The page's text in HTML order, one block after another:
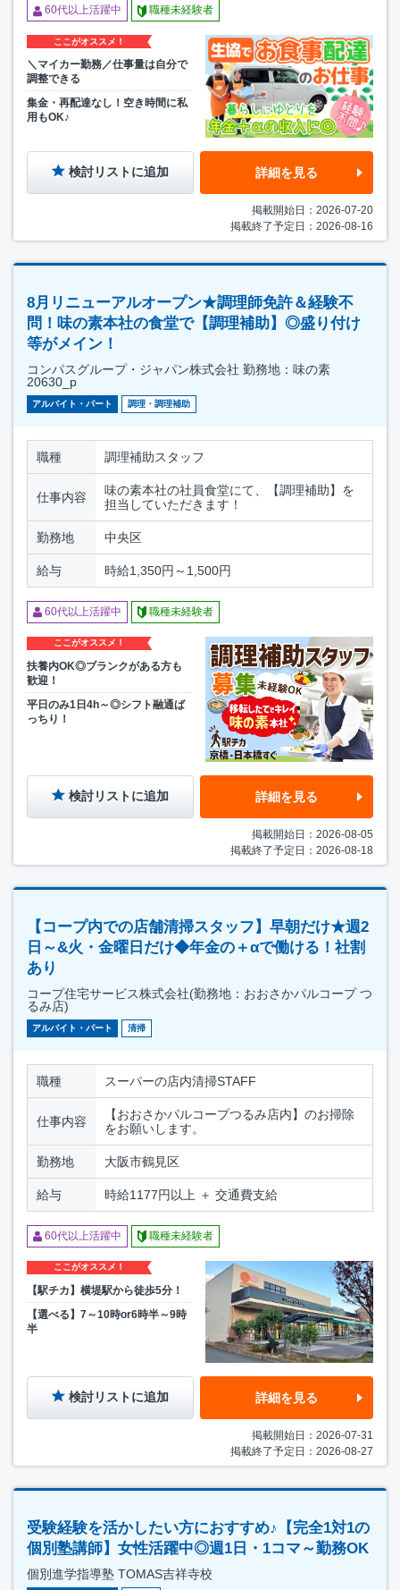
60代以上活躍中 職種未経験者
ここがオススメ！
＼マイカー勤務／仕事量は自分で
調整できる
集金・再配達なし！空き時間に私
用もOK♪
検討リストに追加 詳細を見る
掲載開始日：2026-07-20
掲載終了予定日：2026-08-16
8月リニューアルオープン★調理師免許＆経験不
問！味の素本社の食堂で【調理補助】◎盛り付け
等がメイン！
コンパスグループ・ジャパン株式会社 勤務地：味の素
20630_p
アルバイト・パート 調理・調理補助
職種 調理補助スタッフ
仕事内容
味の素本社の社員食堂にて、【調理補助】を
担当していただきます！
勤務地 中央区
給与 時給1,350円～1,500円
60代以上活躍中 職種未経験者
ここがオススメ！
扶養内OK◎ブランクがある方も
歓迎！
平日のみ1日4h～◎シフト融通ば
っちり！
検討リストに追加 詳細を見る
掲載開始日：2026-08-05
掲載終了予定日：2026-08-18
【コープ内での店舗清掃スタッフ】早朝だけ★週2
日～&火・金曜日だけ◆年金の＋αで働ける！社割
あり
コープ住宅サービス株式会社(勤務地：おおさかパルコープ つ
るみ店)
アルバイト・パート 清掃
職種 スーパーの店内清掃STAFF
仕事内容
【おおさかパルコープつるみ店内】のお掃除
をお願いします。
勤務地 大阪市鶴見区
給与 時給1177円以上 ＋ 交通費支給
60代以上活躍中 職種未経験者
ここがオススメ！
【駅チカ】横堤駅から徒歩5分！
【選べる】7～10時or6時半～9時
半
検討リストに追加 詳細を見る
掲載開始日：2026-07-31
掲載終了予定日：2026-08-27
受験経験を活かしたい方におすすめ♪【完全1対1の
個別塾講師】女性活躍中◎週1日・1コマ～勤務OK
個別進学指導塾 TOMAS吉祥寺校